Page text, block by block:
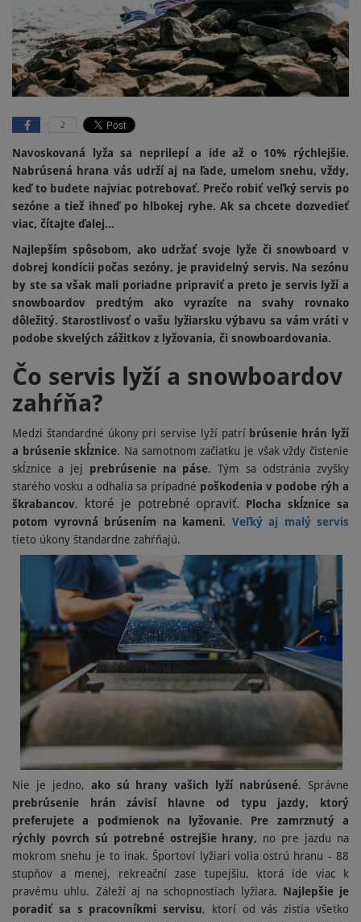
2
Navoskovaná lyža sa neprilepí a ide až o 10% rýchlejšie.
Nabrúsená hrana vás udrží aj na ľade, umelom snehu, vždy,
keď to budete najviac potrebovať. Prečo robiť veľký servis po
sezóne a tiež ihneď po hlbokej ryhe. Ak sa chcete dozvedieť
viac, čítajte ďalej...
Najlepším spôsobom, ako udržať svoje lyže či snowboard v
dobrej kondícii počas sezóny, je pravidelný servis. Na sezónu
by ste sa však mali poriadne pripraviť a preto je servis lyží a
snowboardov predtým ako vyrazíte na svahy rovnako
dôležitý. Starostlivosť o vašu lyžiarsku výbavu sa vám vráti v
podobe skvelých zážitkov z lyžovania, či snowboardovania.
Čo servis lyží a snowboardov
zahŕňa?
Medzi štandardné úkony pri servise lyží patrí brúsenie hrán lyží
a brúsenie skĺznice. Na samotnom začiatku je však vždy čistenie
skĺznice a jej prebrúsenie na páse. Tým sa odstránia zvyšky
starého vosku a odhalia sa prípadné poškodenia v podobe rýh a
škrabancov, ktoré je potrebné opraviť.
Plocha skĺznice sa
potom vyrovná brúsením na kameni. Veľký aj malý servis
tieto úkony štandardne zahŕňajú.
Nie je jedno, ako sú hrany vašich lyží nabrúsené. Správne
prebrúsenie hrán závisí hlavne od typu jazdy, ktorý
preferujete a podmienok na lyžovanie. Pre zamrznutý a
rýchly povrch sú potrebné ostrejšie hrany, no pre jazdu na
mokrom snehu je to inak. Športoví lyžiari volia ostrú hranu - 88
stupňov a menej, rekreační zase tupejšiu, ktorá ide viac k
pravému uhlu. Záleží aj na schopnostiach lyžiara. Najlepšie je
poradiť sa s pracovníkmi servisu, ktorí od vás zistia všetko